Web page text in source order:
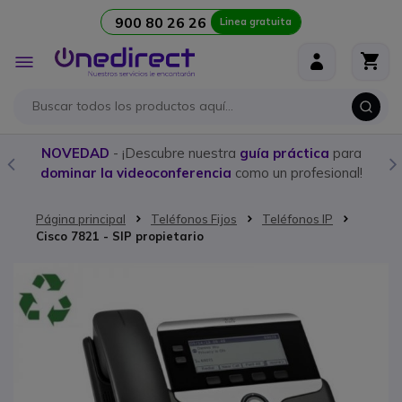
900 80 26 26 Linea gratuita
Toggle
Nav
NOVEDAD - ¡Descubre nuestra guía práctica para
dominar la videoconferencia como un profesional!
Página principal Teléfonos Fijos
Teléfonos IP
Cisco 7821 - SIP propietario
Saltar al final de la galería de imágenes